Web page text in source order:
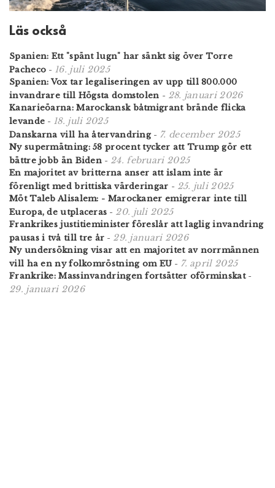
Läs också
Spanien: Ett "spänt lugn" har sänkt sig över Torre
Pacheco - 16. juli 2025
Spanien: Vox tar legaliseringen av upp till 800.000
invandrare till Högsta domstolen - 28. januari 2026
Kanarieöarna: Marockansk båtmigrant brände flicka
levande - 18. juli 2025
Danskarna vill ha återvandring- 7. december 2025
Ny supermätning: 58 procent tycker att Trump gör ett
bättre jobb än Biden - 24. februari 2025
En majoritet av britterna anser att islam inte är
förenligt med brittiska värderingar - 25. juli 2025
Möt Taleb Alisalem: - Marockaner emigrerar inte till
Europa, de utplaceras - 20. juli 2025
Frankrikes justitieminister föreslår att laglig invandring
pausas i två till tre år - 29. januari 2026
Ny undersökning visar att en majoritet av norrmännen
vill ha en ny folkomröstning om EU - 7. april 2025
Frankrike: Massinvandringen fortsätter oförminskat-
29. januari 2026